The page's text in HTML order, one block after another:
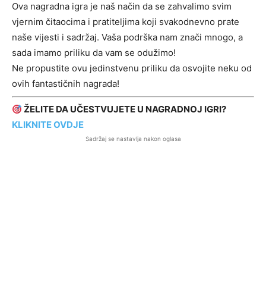
Ova nagradna igra je naš način da se zahvalimo svim
vjernim čitaocima i pratiteljima koji svakodnevno prate
naše vijesti i sadržaj. Vaša podrška nam znači mnogo, a
sada imamo priliku da vam se odužimo!
Ne propustite ovu jedinstvenu priliku da osvojite neku od
ovih fantastičnih nagrada!
ŽELITE DA UČESTVUJETE U NAGRADNOJ IGRI?
KLIKNITE OVDJE
Sadržaj se nastavlja nakon oglasa